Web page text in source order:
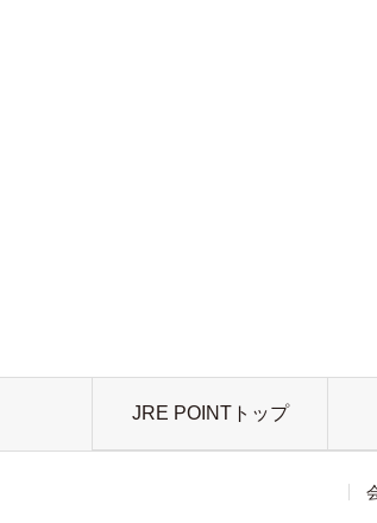
JRE POINTトップ